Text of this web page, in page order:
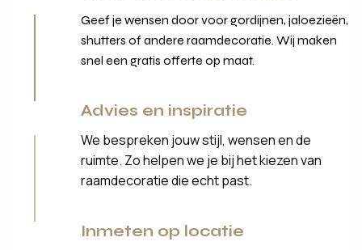
Geef je wensen door voor gordijnen, jaloezieën,
shutters of andere raamdecoratie. Wij maken
snel een gratis offerte op maat.
Advies en inspiratie
We bespreken jouw stijl, wensen en de
ruimte. Zo helpen we je bij het kiezen van
raamdecoratie die echt past.
Inmeten op locatie